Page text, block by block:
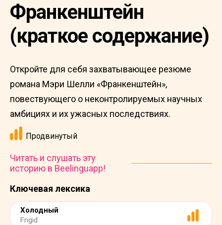
Ключевая лексика
Холодный
Frigid
Франкенштейн
(краткое содержание)
Откройте для себя захватывающее резюме
романа Мэри Шелли «Франкенштейн»,
повествующего о неконтролируемых научных
амбициях и их ужасных последствиях.
Продвинутый
Читать и слушать эту
историю в Beelinguapp!